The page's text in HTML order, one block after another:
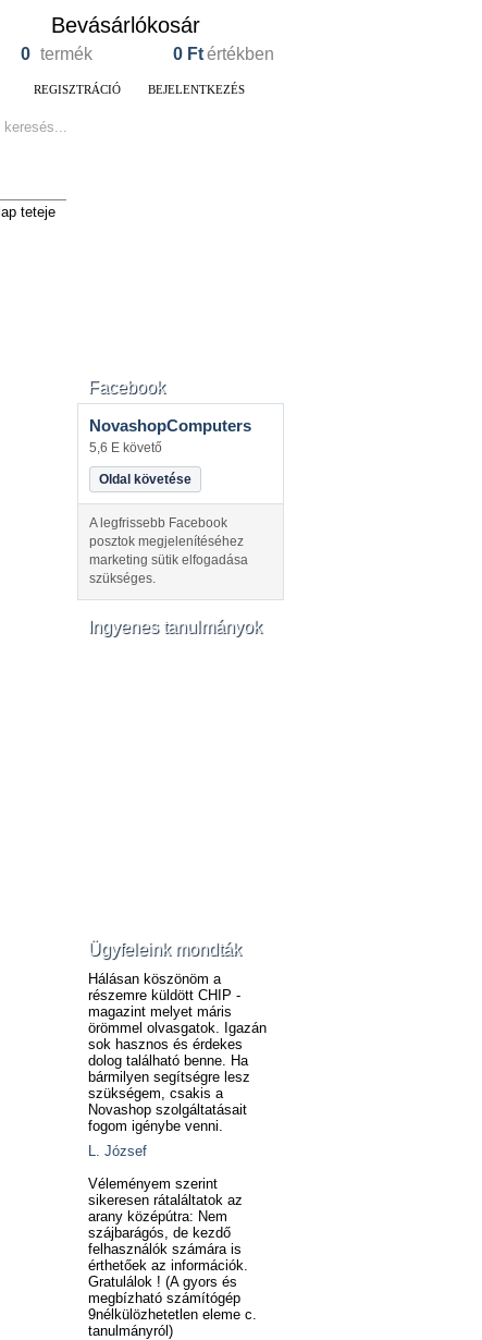
Bevásárlókosár
0 termék 0 Ftértékben
REGISZTRÁCIÓ BEJELENTKEZÉS
lap teteje
Facebook
NovashopComputers
5,6 E követő
Oldal követése
A legfrissebb Facebook
posztok megjelenítéséhez
marketing sütik elfogadása
szükséges.
Ingyenes tanulmányok
Ügyfeleink mondták
Hálásan köszönöm a
részemre küldött CHIP -
magazint melyet máris
örömmel olvasgatok. Igazán
sok hasznos és érdekes
dolog található benne. Ha
bármilyen segítségre lesz
szükségem, csakis a
Novashop szolgáltatásait
fogom igénybe venni.
L. József
Véleményem szerint
sikeresen rátaláltatok az
arany középútra: Nem
szájbarágós, de kezdő
felhasználók számára is
érthetőek az információk.
Gratulálok ! (A gyors és
megbízható számítógép
9nélkülözhetetlen eleme c.
tanulmányról)